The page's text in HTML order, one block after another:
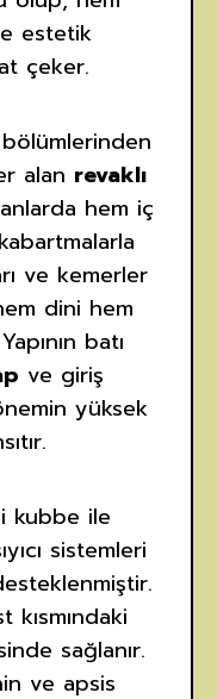
estetik
çeker.
alan revaklı
hem iç
ve kemerler
dini hem
batı
ve giriş
yüksek
kubbe ile
sistemleri
kısmındaki
sağlanır.
ve apsis